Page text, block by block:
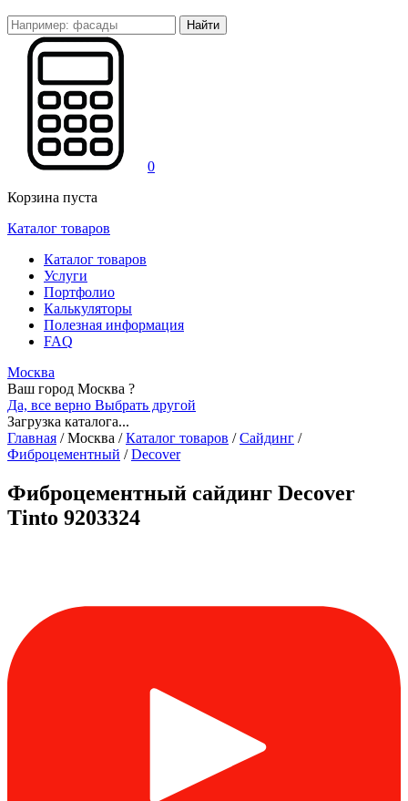
Найти
0
Корзина пуста
Каталог товаров
Каталог товаров
Услуги
Портфолио
Калькуляторы
Полезная информация
FAQ
Москва
Ваш город Москва ?
Да, все верно Выбрать другой
Загрузка каталога...
Главная /Москва / Каталог товаров / Сайдинг /
Фиброцементный / Decover
Фиброцементный сайдинг Decover
Tinto 9203324